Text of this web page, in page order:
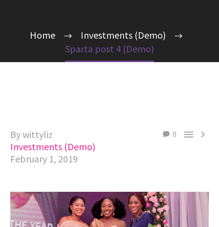
Home
Investments (Demo)
Sparta post 4 (Demo)
0  
By wittyliz
Investments (Demo)
February 1, 2019